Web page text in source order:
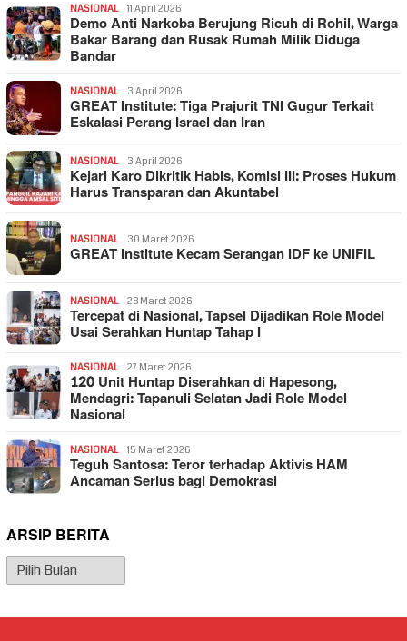
NASIONAL 11 April 2026
Demo Anti Narkoba Berujung Ricuh di Rohil, Warga
Bakar Barang dan Rusak Rumah Milik Diduga
Bandar
NASIONAL 3 April 2026
GREAT Institute: Tiga Prajurit TNI Gugur Terkait
Eskalasi Perang Israel dan Iran
NASIONAL 3 April 2026
Kejari Karo Dikritik Habis, Komisi III: Proses Hukum
Harus Transparan dan Akuntabel
NASIONAL 30 Maret 2026
GREAT Institute Kecam Serangan IDF ke UNIFIL
NASIONAL 28 Maret 2026
Tercepat di Nasional, Tapsel Dijadikan Role Model
Usai Serahkan Huntap Tahap I
NASIONAL 27 Maret 2026
120 Unit Huntap Diserahkan di Hapesong,
Mendagri: Tapanuli Selatan Jadi Role Model
Nasional
NASIONAL 15 Maret 2026
Teguh Santosa: Teror terhadap Aktivis HAM
Ancaman Serius bagi Demokrasi
ARSIP BERITA
Arsip
Berita